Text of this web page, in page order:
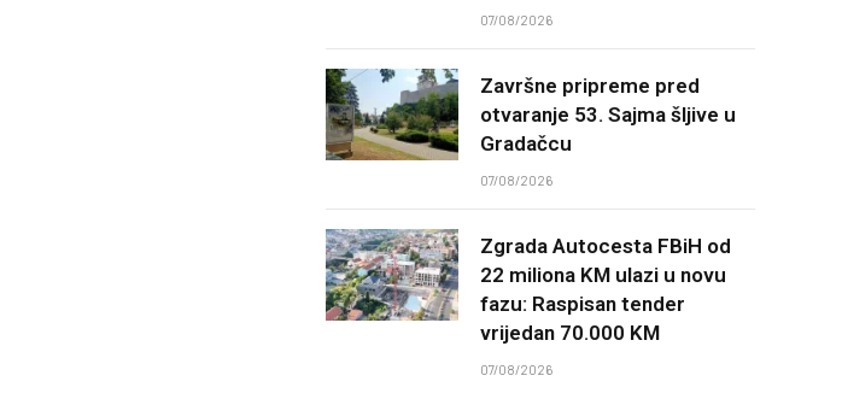
07/08/2026
Završne pripreme pred
otvaranje 53. Sajma šljive u
Gradačcu
07/08/2026
Zgrada Autocesta FBiH od
22 miliona KM ulazi u novu
fazu: Raspisan tender
vrijedan 70.000 KM
07/08/2026